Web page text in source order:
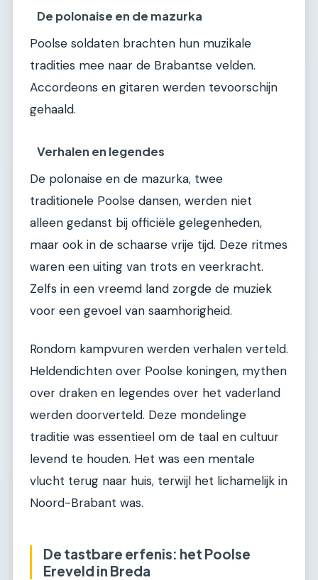
De polonaise en de mazurka
Poolse soldaten brachten hun muzikale
tradities mee naar de Brabantse velden.
Accordeons en gitaren werden tevoorschijn
gehaald.
Verhalen en legendes
De polonaise en de mazurka, twee
traditionele Poolse dansen, werden niet
alleen gedanst bij officiële gelegenheden,
maar ook in de schaarse vrije tijd. Deze ritmes
waren een uiting van trots en veerkracht.
Zelfs in een vreemd land zorgde de muziek
voor een gevoel van saamhorigheid.
Rondom kampvuren werden verhalen verteld.
Heldendichten over Poolse koningen, mythen
over draken en legendes over het vaderland
werden doorverteld. Deze mondelinge
traditie was essentieel om de taal en cultuur
levend te houden. Het was een mentale
vlucht terug naar huis, terwijl het lichamelijk in
Noord-Brabant was.
De tastbare erfenis: het Poolse
Ereveld in Breda